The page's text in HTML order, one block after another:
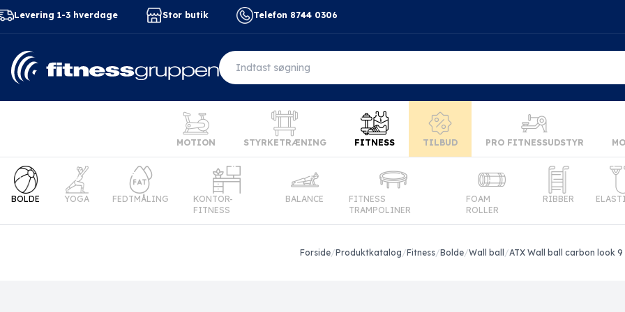
Levering 1-3 hverdage Stor butik Telefon 8744 0306
MOTION STYRKETRÆNING FITNESS TILBUD PRO FITNESSUDSTYR
BOLDE YOGA FEDTMÅLING
KONTOR-
FITNESS
BALANCE
FITNESS
TRAMPOLINER
FOAM
ROLLER
RIBBER
Forside/Produktkatalog/Fitness/Bolde/Wall ball /ATX Wall ball carbon look 9